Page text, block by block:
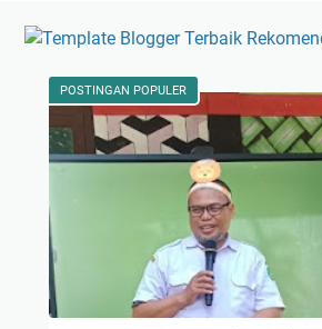
POSTINGAN POPULER